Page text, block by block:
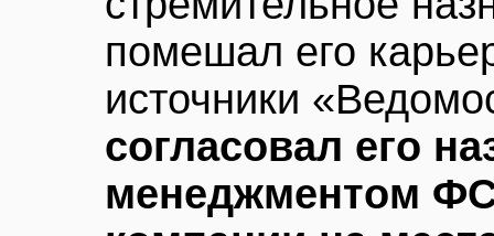
помешал его
источники
согласовал его
менеджментом